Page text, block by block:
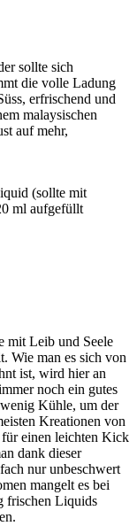
sollte sich
die volle Ladung
erfrischend und
malaysischen
auf mehr,
(sollte mit
ml aufgefüllt
mit Leib und Seele
Wie man es sich von
ist, wird hier an
noch ein gutes
Kühle, um der
Kreationen von
für einen leichten Kick
dank dieser
nur unbeschwert
mangelt es bei
frischen Liquids